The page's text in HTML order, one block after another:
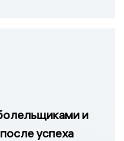
и
успеха